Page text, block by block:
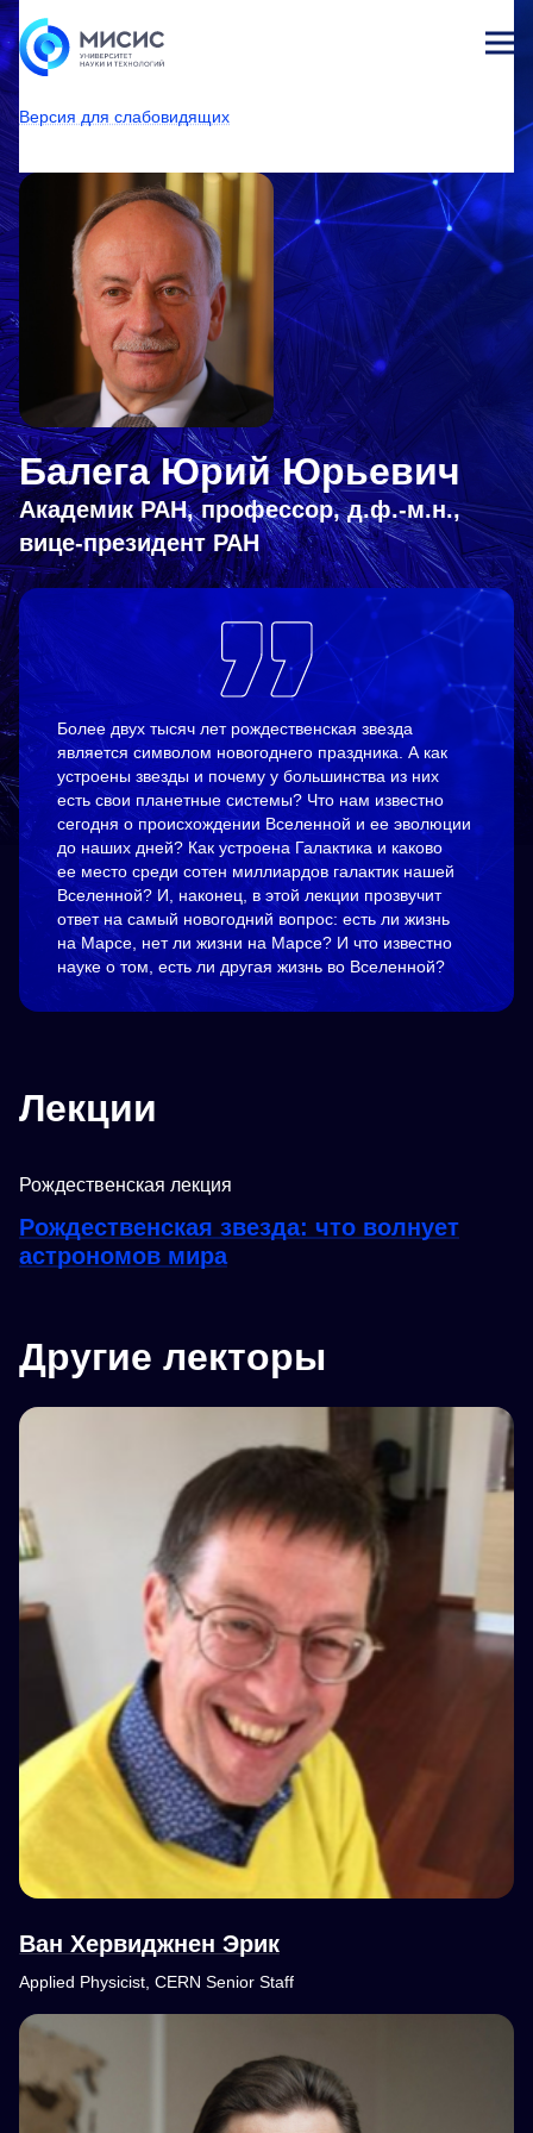
Версия для слабовидящих
т
Центр стратегических инициатив
Рождественские лекции
Балега Юрий Юрьевич
Академик РАН, профессор, д.ф.-м.н.,
вице-президент РАН
Более двух тысяч лет рождественская звезда
является символом новогоднего праздника. А как
устроены звезды и почему у большинства из них
есть свои планетные системы? Что нам известно
сегодня о происхождении Вселенной и ее эволюции
до наших дней? Как устроена Галактика и каково
ее место среди сотен миллиардов галактик нашей
Вселенной? И, наконец, в этой лекции прозвучит
ответ на самый новогодний вопрос: есть ли жизнь
на Марсе, нет ли жизни на Марсе? И что известно
науке о том, есть ли другая жизнь во Вселенной?
Лекции
Рождественская лекция
Рождественская звезда: что волнует
астрономов мира
Другие лекторы
Ван Хервиджнен Эрик
Applied Physicist, CERN Senior Staff